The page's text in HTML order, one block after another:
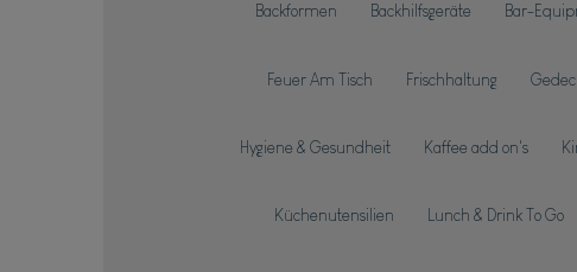
Backformen Backhilfsgeräte Bar-
Feuer Am Tisch Frischhaltung
Hygiene & Gesundheit Kaffee add on's
Küchenutensilien Lunch & Drink To Go